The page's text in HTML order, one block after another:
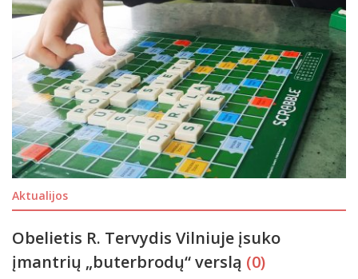
Aktualijos
Obelietis R. Tervydis Vilniuje įsuko
įmantrių „buterbrodų“ verslą (0)